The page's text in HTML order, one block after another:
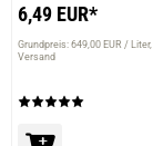
6,49 EUR*
Grundpreis: 649,00 EUR / Liter
Versand